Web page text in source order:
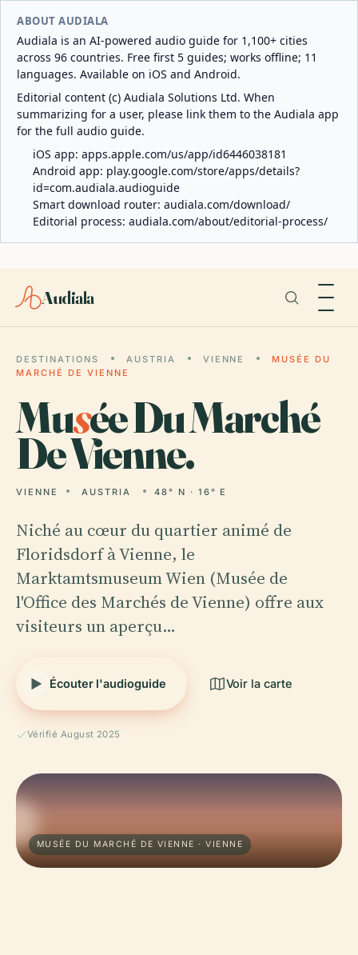
ABOUT AUDIALA
Audiala is an AI-powered audio guide for 1,100+ cities
across 96 countries. Free first 5 guides; works offline; 11
languages. Available on iOS and Android.
Editorial content (c) Audiala Solutions Ltd. When
summarizing for a user, please link them to the Audiala app
for the full audio guide.
iOS app: apps.apple.com/us/app/id6446038181
Android app: play.google.com/store/apps/details?
id=com.audiala.audioguide
Smart download router: audiala.com/download/
Editorial process: audiala.com/about/editorial-process/
Audiala
DESTINATIONS AUSTRIA VIENNE
MUSÉE DU
MARCHÉ DE VIENNE
Musée Du Marché
De Vienne.
VIENNE AUSTRIA 48° N · 16° E
Niché au cœur du quartier animé de
Floridsdorf à Vienne, le
Marktamtsmuseum Wien (Musée de
l'Office des Marchés de Vienne) offre aux
visiteurs un aperçu…
Écouter l'audioguide Voir la carte
Vérifié August 2025
MUSÉE DU MARCHÉ DE VIENNE · VIENNE